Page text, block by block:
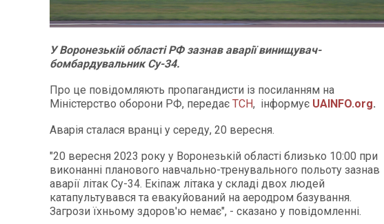
У Воронезькій області РФ зазнав аварії винищувач-
бомбардувальник Су-34.
Про це повідомляють пропагандисти із посиланням на
Міністерство оборони РФ, передає ТСН, інформує UAINFO.org.
Аварія сталася вранці у середу, 20 вересня.
"20 вересня 2023 року у Воронезькій області близько 10:00 при
виконанні планового навчально-тренувального польоту зазнав
аварії літак Су-34. Екіпаж літака у складі двох людей
катапультувався та евакуйований на аеродром базування.
Загрози їхньому здоров'ю немає", - сказано у повідомленні.